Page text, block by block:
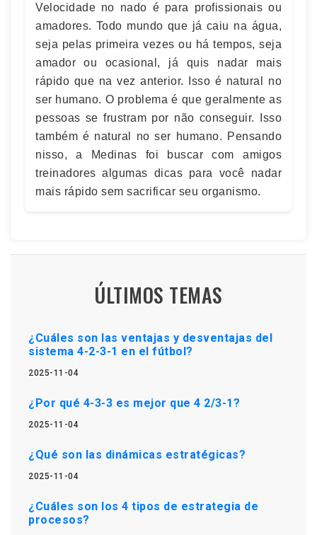
Velocidade no nado é para profissionais ou
amadores. Todo mundo que já caiu na água,
seja pelas primeira vezes ou há tempos, seja
amador ou ocasional, já quis nadar mais
rápido que na vez anterior. Isso é natural no
ser humano. O problema é que geralmente as
pessoas se frustram por não conseguir. Isso
também é natural no ser humano. Pensando
nisso, a Medinas foi buscar com amigos
treinadores algumas dicas para você nadar
mais rápido sem sacrificar seu organismo.
ÚLTIMOS TEMAS
¿Cuáles son las ventajas y desventajas del
sistema 4-2-3-1 en el fútbol?
2025-11-04
¿Por qué 4-3-3 es mejor que 4 2/3-1?
2025-11-04
¿Qué son las dinámicas estratégicas?
2025-11-04
¿Cuáles son los 4 tipos de estrategia de
procesos?